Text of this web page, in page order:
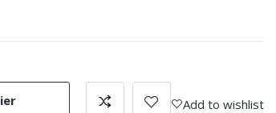
Add to wishlist